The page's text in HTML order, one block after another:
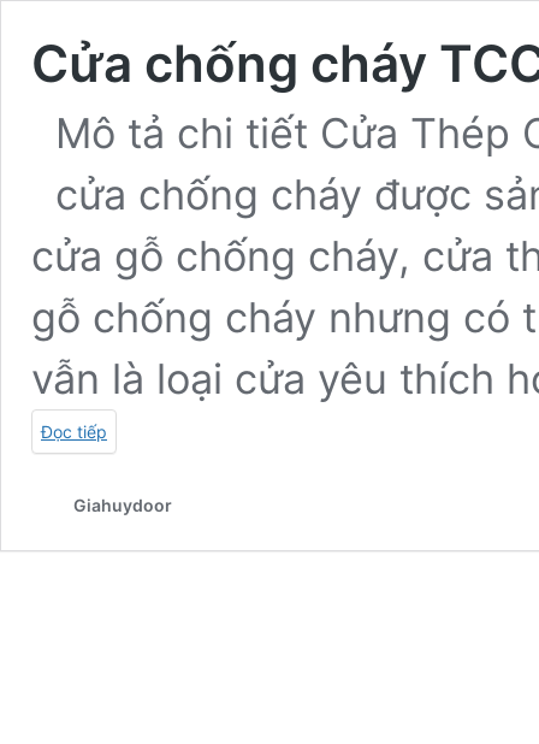
Cửa chống cháy
Mô tả chi tiết Cửa Thép
cửa chống cháy được
cửa gỗ chống cháy, cửa
gỗ chống cháy nhưng có
vẫn là loại cửa yêu thích
Đọc tiếp
Giahuydoor